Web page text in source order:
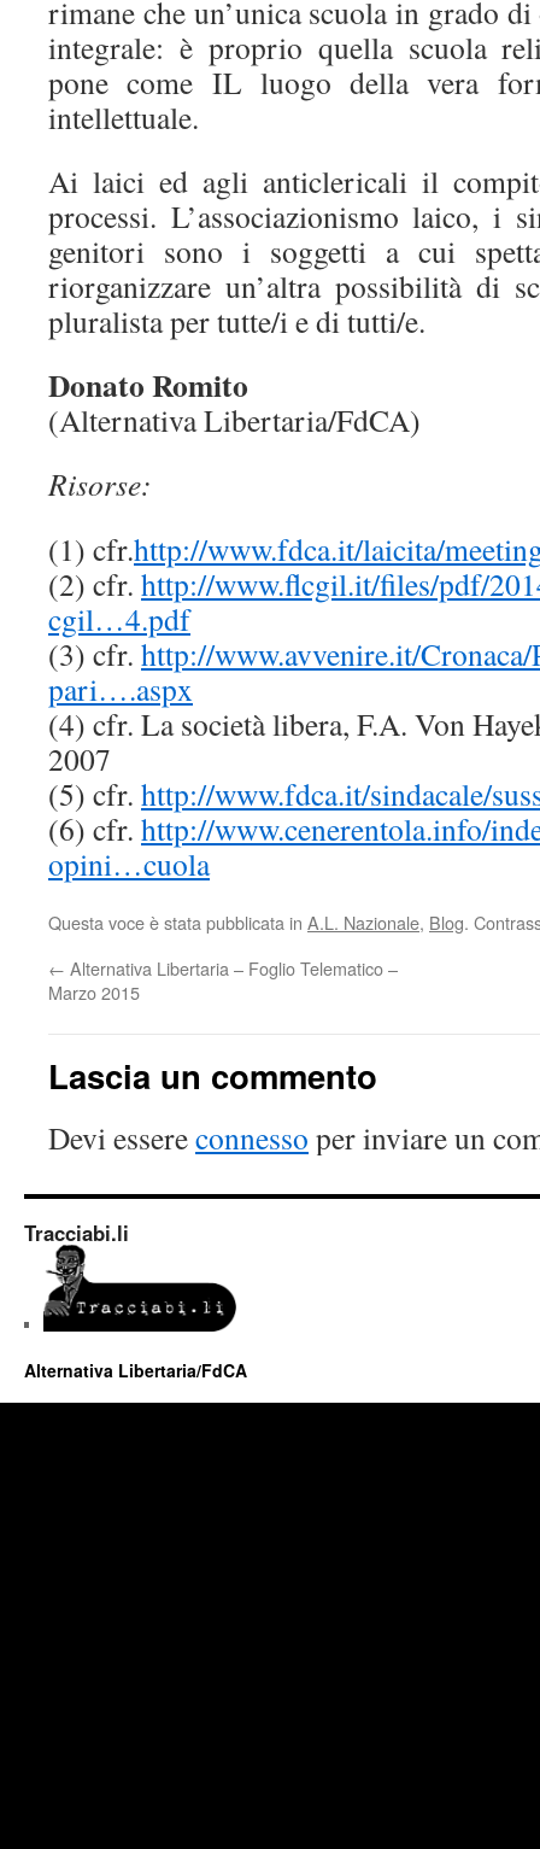
rimane che un’unica scuola in grado
integrale: è proprio quella scuola
pone come IL luogo della vera
intellettuale.
Ai laici ed agli anticlericali il
processi. L’associazionismo laico, i
genitori sono i soggetti a cui
riorganizzare un’altra possibilità di
pluralista per tutte/i e di tutti/e.
Donato Romito
(Alternativa Libertaria/FdCA)
Risorse:
(1) cfr.http://www.fdca.it/laicita/
(2) cfr. http://www.flcgil.it/files/pdf/
cgil…4.pdf
(3) cfr. http://www.avvenire.it/
pari….aspx
(4) cfr. La società libera, F.A. Von
2007
(5) cfr. http://www.fdca.it/sindacale/
(6) cfr. http://www.cenerentola.info/
opini…cuola
Questa voce è stata pubblicata in A.L. Nazionale, Blog.
← Alternativa Libertaria – Foglio Telematico –
Marzo 2015
Lascia un commento
Devi essereconnesso per inviare un
Tracciabi.li
Alternativa Libertaria/FdCA